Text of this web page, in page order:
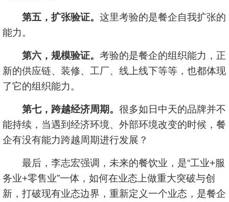
第五，扩张验证。 这里考验的是餐企自我扩张的
能力。
第六，规模验证。 考验的是餐企的组织能力，正
新的供应链、装修、工厂、线上线下等等，也都体现
了它的组织能力。
第七，跨越经济周期。 很多如日中天的品牌并不
能持续，当遇到经济环境、外部环境改变的时候，餐
企有没有能力跨越周期进行发展？
最后，李志宏强调，未来的餐饮业，是“工业+服
务业+零售业”一体，如何在业态上做重大突破与创
新，打破现有业态边界，重新定义一个业态，是餐企